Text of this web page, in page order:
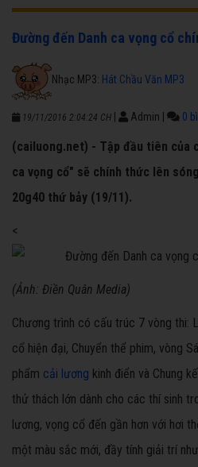
Đường đến Danh ca vọng cổ
Nhạc MP3: Hát Chầu Văn MP3
19/11/2016 2:04:24 CH Admin 0
(cailuong.net) - Tập đầu tiên của
ca vọng cổ" sẽ chính thức lên
20g40 thứ bảy (19/11).
<
​(​​Ảnh: ​Điền Quân Media)
​Chương trình có cấu trúc 7 vòng thi:
cổ hiện đại, Chuyển thể phim, vòng
phẩm cải lương kinh điển và Chung
thử thách lớn dành cho các thí sinh
lương, vọng cổ đến gần hơn với hơi
một màu sắc mới, đầy tính giải trí